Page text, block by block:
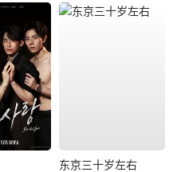
东京三十岁左右